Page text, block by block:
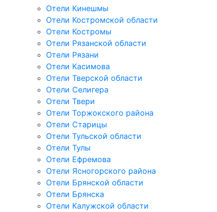
Отели Кинешмы
Отели Костромской области
Отели Костромы
Отели Рязанской области
Отели Рязани
Отели Касимова
Отели Тверской области
Отели Селигера
Отели Твери
Отели Торжокского района
Отели Старицы
Отели Тульской области
Отели Тулы
Отели Ефремова
Отели Ясногорского района
Отели Брянской области
Отели Брянска
Отели Калужской области